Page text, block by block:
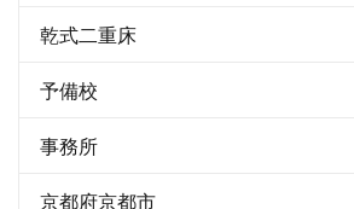
乾式二重床
予備校
事務所
京都府京都市